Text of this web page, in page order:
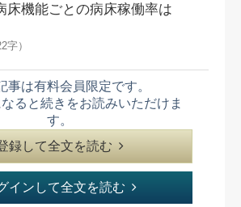
機能ごとの病床稼働率は
字）
事は有料会員限定です。
ると続きをお読みいただけま
す。
録して全文を読む
インして全文を読む